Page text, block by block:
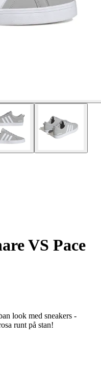
VS Pace
look med sneakers -
runt på stan!